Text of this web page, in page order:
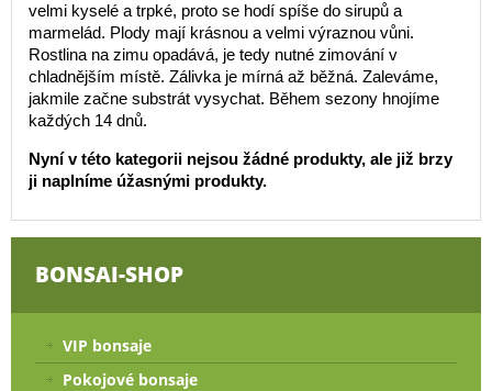
velmi kyselé a trpké, proto se hodí spíše do sirupů a
marmelád. Plody mají krásnou a velmi výraznou vůni.
Rostlina na zimu opadává, je tedy nutné zimování v
chladnějším místě. Zálivka je mírná až běžná. Zaleváme,
jakmile začne substrát vysychat. Během sezony hnojíme
každých 14 dnů.
Nyní v této kategorii nejsou žádné produkty, ale již brzy
ji naplníme úžasnými produkty.
BONSAI-SHOP
VIP bonsaje
Pokojové bonsaje